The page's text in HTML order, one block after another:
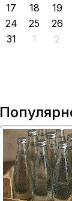
17
18 19
24
25 26
31
1 2
В